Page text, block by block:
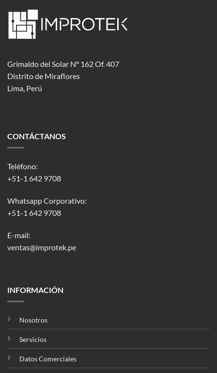
Grimaldo del Solar Nº 162 Of. 407
Distrito de Miraflores
Lima, Perú
CONTÁCTANOS
Teléfono:
+51-1 642 9708
Whatsapp Corporativo:
+51-1 642 9708
E-mail:
ventas@improtek.pe
INFORMACIÓN
Nosotros
Servicios
Datos Comerciales